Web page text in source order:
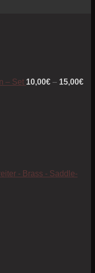
– Set 10,00€ – 15,00€
- Brass - Saddle-